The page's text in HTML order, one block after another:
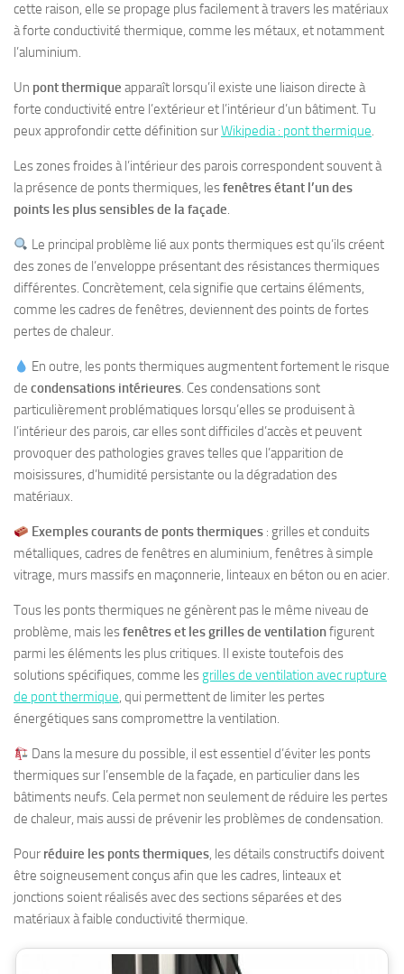
cette raison, elle se propage plus facilement à travers les matériaux
à forte conductivité thermique, comme les métaux, et notamment
l’aluminium.
Un pont thermique apparaît lorsqu’il existe une liaison directe à
forte conductivité entre l’extérieur et l’intérieur d’un bâtiment. Tu
peux approfondir cette définition surWikipedia : pont thermique.
Les zones froides à l’intérieur des parois correspondent souvent à
la présence de ponts thermiques, lesfenêtres étant l’un des
points les plus sensibles de la façade.
Le principal problème lié aux ponts thermiques est qu’ils créent
des zones de l’enveloppe présentant des résistances thermiques
différentes. Concrètement, cela signifie que certains éléments,
comme les cadres de fenêtres, deviennent des points de fortes
pertes de chaleur.
En outre, les ponts thermiques augmentent fortement le risque
de condensations intérieures. Ces condensations sont
particulièrement problématiques lorsqu’elles se produisent à
l’intérieur des parois, car elles sont difficiles d’accès et peuvent
provoquer des pathologies graves telles que l’apparition de
moisissures, d’humidité persistante ou la dégradation des
matériaux.
Exemples courants de ponts thermiques : grilles et conduits
métalliques, cadres de fenêtres en aluminium, fenêtres à simple
vitrage, murs massifs en maçonnerie, linteaux en béton ou en acier.
Tous les ponts thermiques ne génèrent pas le même niveau de
problème, mais lesfenêtres et les grilles de ventilationfigurent
parmi les éléments les plus critiques. Il existe toutefois des
solutions spécifiques, comme les grilles de ventilation avec rupture
de pont thermique, qui permettent de limiter les pertes
énergétiques sans compromettre la ventilation.
Dans la mesure du possible, il est essentiel d’éviter les ponts
thermiques sur l’ensemble de la façade, en particulier dans les
bâtiments neufs. Cela permet non seulement de réduire les pertes
de chaleur, mais aussi de prévenir les problèmes de condensation.
Pour réduire les ponts thermiques, les détails constructifs doivent
être soigneusement conçus afin que les cadres, linteaux et
jonctions soient réalisés avec des sections séparées et des
matériaux à faible conductivité thermique.